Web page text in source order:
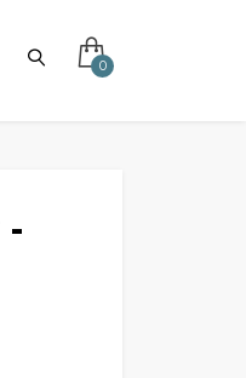
0
-